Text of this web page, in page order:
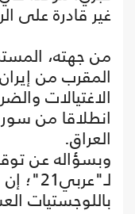
غير قادرة على
من جهته،
المقرب من
الاغتيالات
انطلاقا من
العراق.
وبسؤاله عن
باللوجستيات